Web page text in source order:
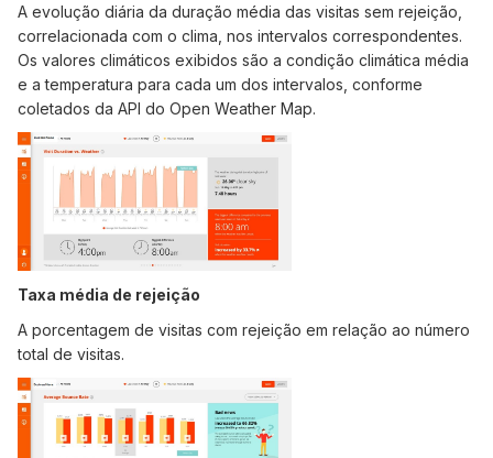
A evolução diária da duração média das visitas sem rejeição,
correlacionada com o clima, nos intervalos correspondentes.
Os valores climáticos exibidos são a condição climática média
e a temperatura para cada um dos intervalos, conforme
coletados da API do Open Weather Map.
Taxa média de rejeição
A porcentagem de visitas com rejeição em relação ao número
total de visitas.